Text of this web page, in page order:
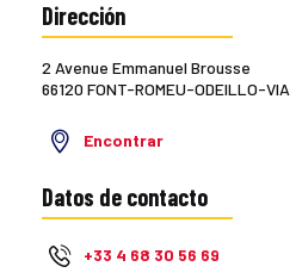
Dirección
2 Avenue Emmanuel Brousse
66120 FONT-ROMEU-ODEILLO-VIA
Encontrar
Datos de contacto
+33 4 68 30 56 69